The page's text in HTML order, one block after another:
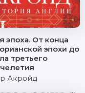
эпоха. От конца
эпохи до
третьего
Акройд